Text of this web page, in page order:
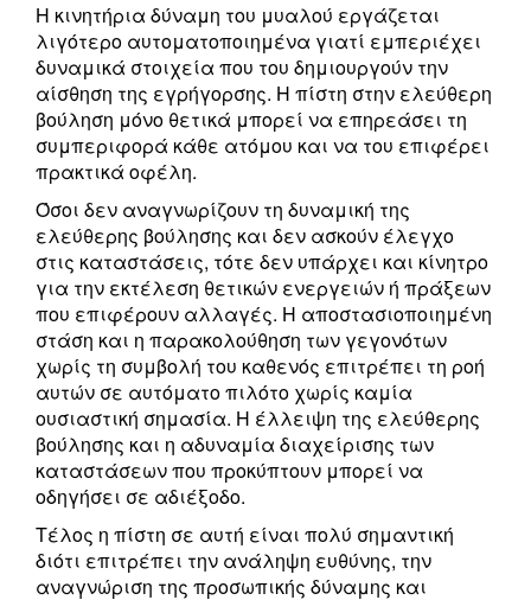
Η κινητήρια δύναμη του μυαλού εργάζεται
λιγότερο αυτοματοποιημένα γιατί εμπεριέχει
δυναμικά στοιχεία που του δημιουργούν την
αίσθηση της εγρήγορσης. Η πίστη στην ελεύθερη
βούληση μόνο θετικά μπορεί να επηρεάσει τη
συμπεριφορά κάθε ατόμου και να του επιφέρει
πρακτικά οφέλη.
Όσοι δεν αναγνωρίζουν τη δυναμική της
ελεύθερης βούλησης και δεν ασκούν έλεγχο
στις καταστάσεις, τότε δεν υπάρχει και κίνητρο
για την εκτέλεση θετικών ενεργειών ή πράξεων
που επιφέρουν αλλαγές. Η αποστασιοποιημένη
στάση και η παρακολούθηση των γεγονότων
χωρίς τη συμβολή του καθενός επιτρέπει τη ροή
αυτών σε αυτόματο πιλότο χωρίς καμία
ουσιαστική σημασία. Η έλλειψη της ελεύθερης
βούλησης και η αδυναμία διαχείρισης των
καταστάσεων που προκύπτουν μπορεί να
οδηγήσει σε αδιέξοδο.
Τέλος η πίστη σε αυτή είναι πολύ σημαντική
διότι επιτρέπει την ανάληψη ευθύνης, την
αναγνώριση της προσωπικής δύναμης και